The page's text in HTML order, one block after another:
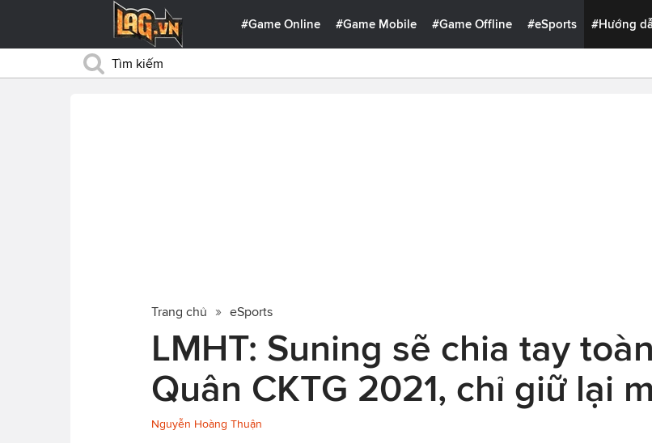
#Game Online #Game Mobile #Game Offline #eSports #Hướng
Trang chủ eSports
LMHT: Suning sẽ chia tay
Quân CKTG 2021, chỉ giữ lại
Nguyễn Hoàng Thuận